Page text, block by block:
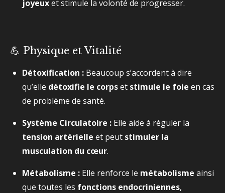
joyeuxet stimule la volonté de progresser.
💪 Physique et Vitalité
Détoxification : Beaucoup s’accordent à dire
qu’elle détoxifie le corpset stimule le foie en cas
de problème de santé.
Système Circulatoire : Elle aide à réguler la
tension artérielle et peut stimuler la
musculation du cœur.
Métabolisme : Elle renforce le métabolisme ainsi
que toutes les fonctions endocriniennes,